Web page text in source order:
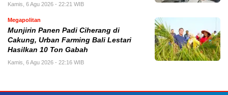
Kamis, 6 Agu 2026 - 22:21 WIB
Megapolitan
Munjirin Panen Padi Ciherang di
Cakung, Urban Farming Bali Lestari
Hasilkan 10 Ton Gabah
Kamis, 6 Agu 2026 - 22:16 WIB